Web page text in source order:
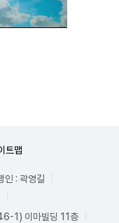
트맵
인 : 곽영길
1) 이마빌딩 11층